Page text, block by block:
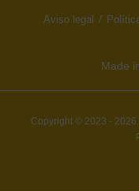
Aviso legal
Made
Copyright © 2023 - 2026.